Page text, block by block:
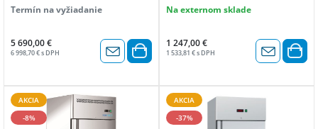
automatické Maximálny príkon: 1870 W
trieda: 5 Tropikalizovaná verzia (až do
teploty prostredia 43 ° C) LED svetlo
Termín na vyžiadanie
5 690,00 €
6 998,70 € s DPH
Reverzibilné dvere s pružinou na
náradia - vnútorné LED osvetlenie - dno
so zaoblenými rohmi - vonkajšie dno a
zadné panely z pozinkovaného plechu.
kondenzovanej vody: automatický
Nominálna kapacita (L): 650 Výkon Watt:
315 Izolácia (mm): 60 Typ chladiaceho
plynu: R290 Typ chladenia: ventilovaný
Energetická trieda: C Zmena otvárania
Na externom sklade
1 247,00 €
1 533,81 € s DPH
AKCIA
-8%
AKCIA
-37%